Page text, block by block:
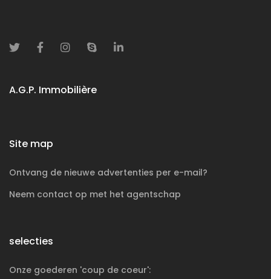
A.G.P. Immobilière
Site map
Ontvang de nieuwe advertenties per e-mail?
Neem contact op met het agentschap
selecties
Onze goederen 'coup de coeur':